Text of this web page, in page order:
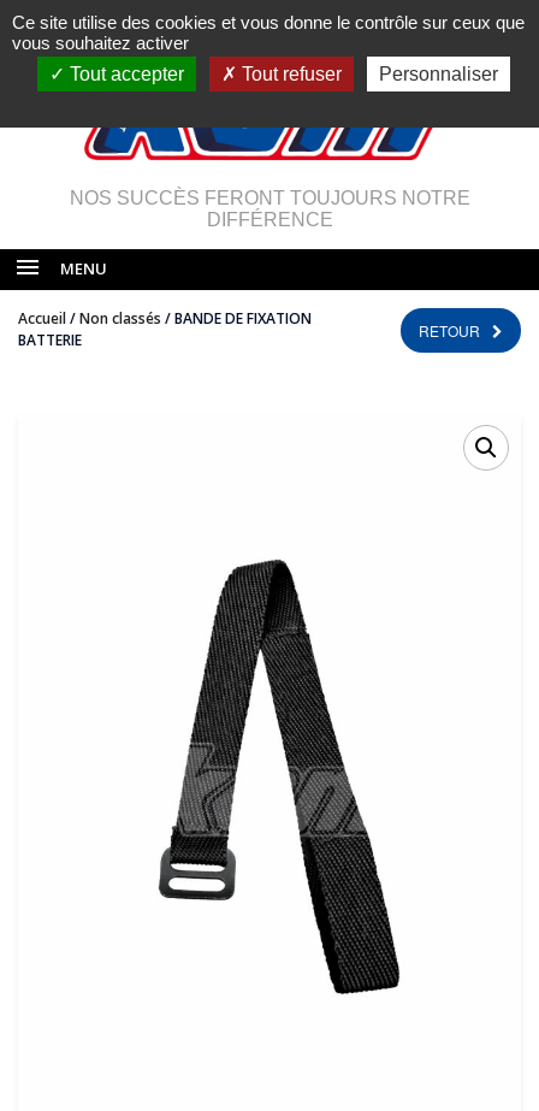
NOS SUCCÈS FERONT TOUJOURS NOTRE
DIFFÉRENCE
MENU
Accueil/Non classés / BANDE DE FIXATION
BATTERIE
RETOUR
Ce site utilise des cookies et vous donne le contrôle sur ceux que
vous souhaitez activer
Tout accepter
Tout refuser Personnaliser